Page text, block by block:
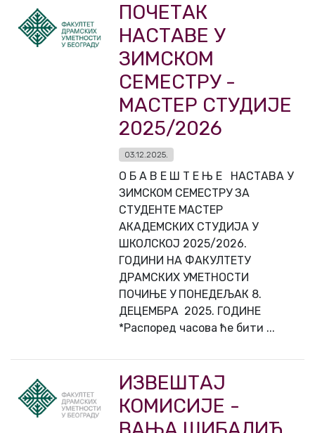
ПОЧЕТАК
НАСТАВЕ У
ЗИМСКОМ
СЕМЕСТРУ -
МАСТЕР СТУДИЈЕ
2025/2026
03.12.2025.
О Б А В Е Ш Т Е Њ Е НАСТАВА У
ЗИМСКОМ СЕМЕСТРУ ЗА
СТУДЕНТЕ МАСТЕР
АКАДЕМСКИХ СТУДИЈА У
ШКОЛСКОЈ 2025/2026.
ГОДИНИ НА ФАКУЛТЕТУ
ДРАМСКИХ УМЕТНОСТИ
ПОЧИЊЕ У ПОНЕДЕЉАК 8.
ДЕЦЕМБРА 2025. ГОДИНЕ
*Распоред часова ће бити ...
ИЗВЕШТАЈ
КОМИСИЈЕ -